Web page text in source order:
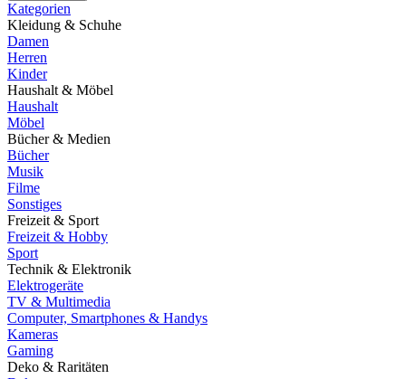
Kategorien
Kleidung & Schuhe
Damen
Herren
Kinder
Haushalt & Möbel
Haushalt
Möbel
Bücher & Medien
Bücher
Musik
Filme
Sonstiges
Freizeit & Sport
Freizeit & Hobby
Sport
Technik & Elektronik
Elektrogeräte
TV & Multimedia
Computer, Smartphones & Handys
Kameras
Gaming
Deko & Raritäten